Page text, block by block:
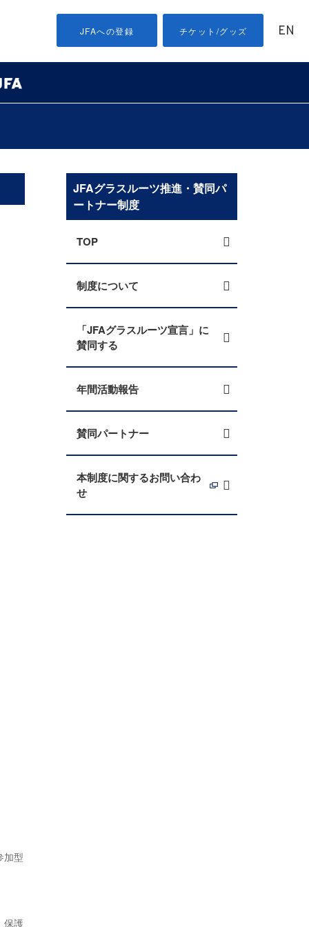
JFAへの登録 チケット/グッズ EN
加型
保護
JFAグラスルーツ推進・賛同パ
ートナー制度
TOP
制度について
「JFAグラスルーツ宣言」に
賛同する
年間活動報告
賛同パートナー
本制度に関するお問い合わ
せ